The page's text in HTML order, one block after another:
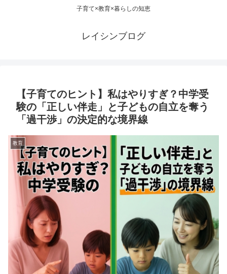
子育て×教育×暮らしの知恵
レイシンブログ
【子育てのヒント】私はやりすぎ？中学受
験の「正しい伴走」と子どもの自立を奪う
「過干渉」の決定的な境界線
教育